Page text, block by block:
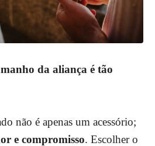
da aliança é tão
não é apenas um acessório;
e compromisso. Escolher o